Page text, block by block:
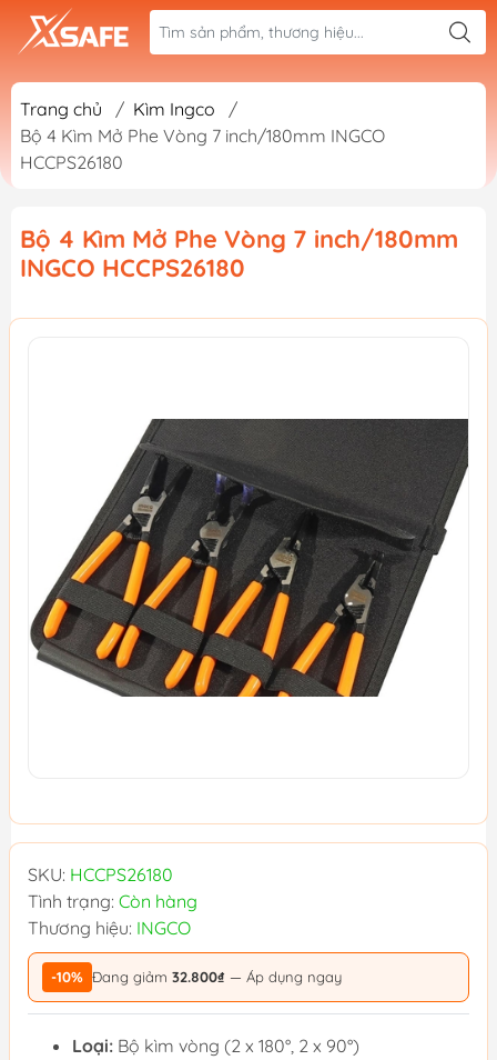
Trang chủ / Kìm Ingco
/
Bộ 4 Kìm Mở Phe Vòng 7 inch/180mm INGCO
HCCPS26180
Bộ 4 Kìm Mở Phe Vòng 7 inch/180mm
INGCO HCCPS26180
SKU: HCCPS26180
Tình trạng: Còn hàng
Thương hiệu: INGCO
-10% Đang giảm 32.800₫ — Áp dụng ngay
Loại: Bộ kìm vòng (2 x 180°, 2 x 90°)